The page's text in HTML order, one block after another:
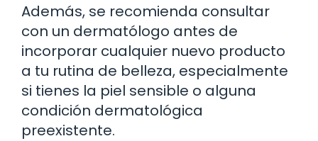
Además, se recomienda consultar
con un dermatólogo antes de
incorporar cualquier nuevo producto
a tu rutina de belleza, especialmente
si tienes la piel sensible o alguna
condición dermatológica
preexistente.